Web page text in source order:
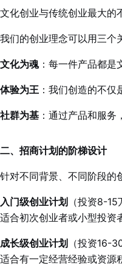
文化创业与传统创业最大的
我们的创业理念可以用三个
文化为魂：每一件产品都是
体验为王 ：我们创造的不
社群为基 ：通过产品和服
二、招商计划的阶梯设计
针对不同背景、不同阶段的
入门级创业计划
（投资8-15
适合初次创业者或小型投资
成长级创业计划
（投资16-
适合有一定经营经验或资源